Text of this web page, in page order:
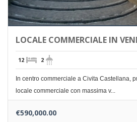
12 2
In centro commerciale a Civita Castellana,
locale commerciale con massima v...
€590,000.00